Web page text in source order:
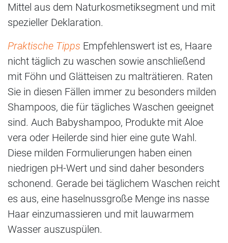
Mittel aus dem Naturkosmetiksegment und mit
spezieller Deklaration.
Praktische Tipps Empfehlenswert ist es, Haare
nicht täglich zu waschen sowie anschließend
mit Föhn und Glätteisen zu malträtieren. Raten
Sie in diesen Fällen immer zu besonders milden
Shampoos, die für tägliches Waschen geeignet
sind. Auch Babyshampoo, Produkte mit Aloe
vera oder Heilerde sind hier eine gute Wahl.
Diese milden Formulierungen haben einen
niedrigen pH-Wert und sind daher besonders
schonend. Gerade bei täglichem Waschen reicht
es aus, eine haselnussgroße Menge ins nasse
Haar einzumassieren und mit lauwarmem
Wasser auszuspülen.